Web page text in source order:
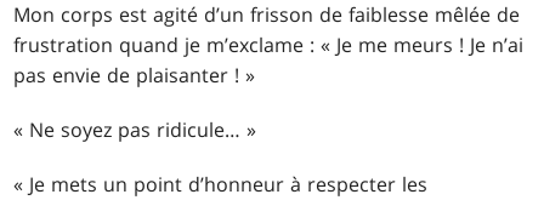
Mon corps est agité d’un frisson de faiblesse mêlée de
frustration quand je m’exclame : « Je me meurs ! Je n’ai
pas envie de plaisanter ! »
« Ne soyez pas ridicule… »
« Je mets un point d’honneur à respecter les